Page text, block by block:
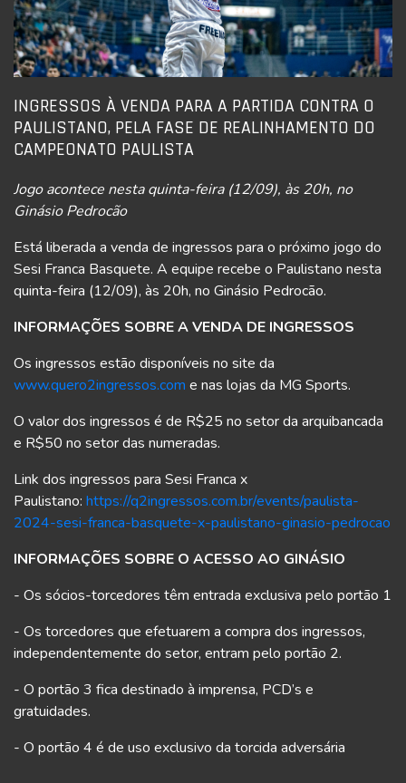
INGRESSOS À VENDA PARA A PARTIDA CONTRA O
PAULISTANO, PELA FASE DE REALINHAMENTO DO
CAMPEONATO PAULISTA
Jogo acontece nesta quinta-feira (12/09), às 20h, no
Ginásio Pedrocão
Está liberada a venda de ingressos para o próximo jogo do
Sesi Franca Basquete. A equipe recebe o Paulistano nesta
quinta-feira (12/09), às 20h, no Ginásio Pedrocão.
INFORMAÇÕES SOBRE A VENDA DE INGRESSOS
Os ingressos estão disponíveis no site da
www.quero2ingressos.com e nas lojas da MG Sports.
O valor dos ingressos é de R$25 no setor da arquibancada
e R$50 no setor das numeradas.
Link dos ingressos para Sesi Franca x
Paulistano: https://q2ingressos.com.br/events/paulista-
2024-sesi-franca-basquete-x-paulistano-ginasio-pedrocao
INFORMAÇÕES SOBRE O ACESSO AO GINÁSIO
- Os sócios-torcedores têm entrada exclusiva pelo portão 1
- Os torcedores que efetuarem a compra dos ingressos,
independentemente do setor, entram pelo portão 2.
- O portão 3 fica destinado à imprensa, PCD’s e
gratuidades.
- O portão 4 é de uso exclusivo da torcida adversária